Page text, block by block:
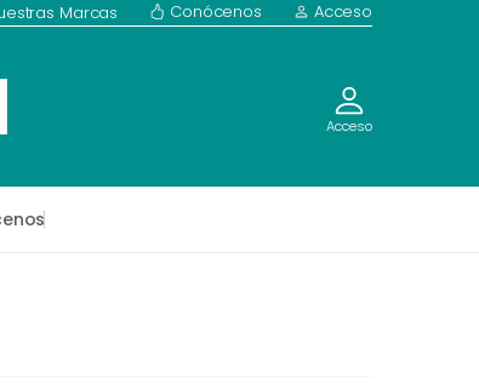
Marcas Conócenos Acceso
Acceso